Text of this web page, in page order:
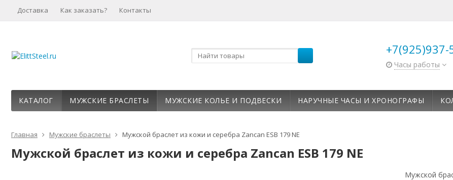
Доставка Как заказать? Контакты
+7(925)937-
Часы работы
КАТАЛОГ МУЖСКИЕ БРАСЛЕТЫ МУЖСКИЕ КОЛЬЕ И ПОДВЕСКИ НАРУЧНЫЕ ЧАСЫ И ХРОНОГРАФЫ
Главная Мужские браслеты Мужской браслет из кожи и серебра Zancan ESB 179 NE
Мужской браслет из кожи и серебра Zancan ESB 179 NE
Мужской